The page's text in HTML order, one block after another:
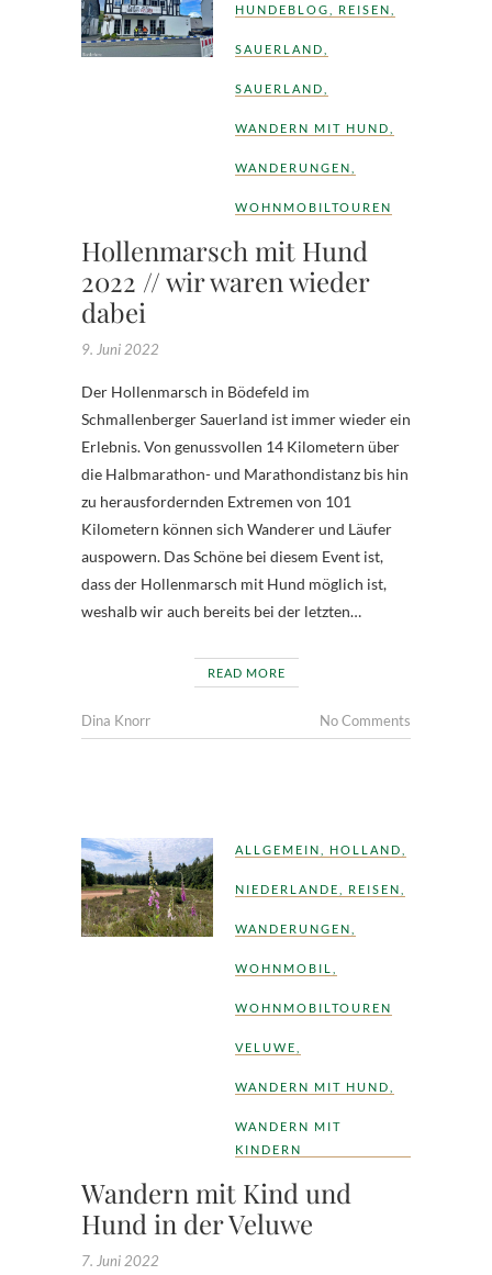
HUNDEBLOG REISEN
SAUERLAND
SAUERLAND
WANDERN MIT HUND
WANDERUNGEN
WOHNMOBILTOUREN
Hollenmarsch mit Hund
2022 // wir waren wieder
dabei
9. Juni 2022
Der Hollenmarsch in Bödefeld im
Schmallenberger Sauerland ist immer wieder ein
Erlebnis. Von genussvollen 14 Kilometern über
die Halbmarathon- und Marathondistanz bis hin
zu herausfordernden Extremen von 101
Kilometern können sich Wanderer und Läufer
auspowern. Das Schöne bei diesem Event ist,
dass der Hollenmarsch mit Hund möglich ist,
weshalb wir auch bereits bei der letzten…
READ MORE
Dina Knorr No Comments
ALLGEMEIN HOLLAND
NIEDERLANDE REISEN
WANDERUNGEN
WOHNMOBIL
WOHNMOBILTOUREN
VELUWE
WANDERN MIT HUND
WANDERN MIT
KINDERN
Wandern mit Kind und
Hund in der Veluwe
7. Juni 2022